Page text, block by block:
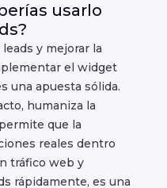
usarlo
y mejorar la
el widget
una apuesta sólida.
humaniza la
que la
reales dentro
tráfico web y
rápidamente, es una